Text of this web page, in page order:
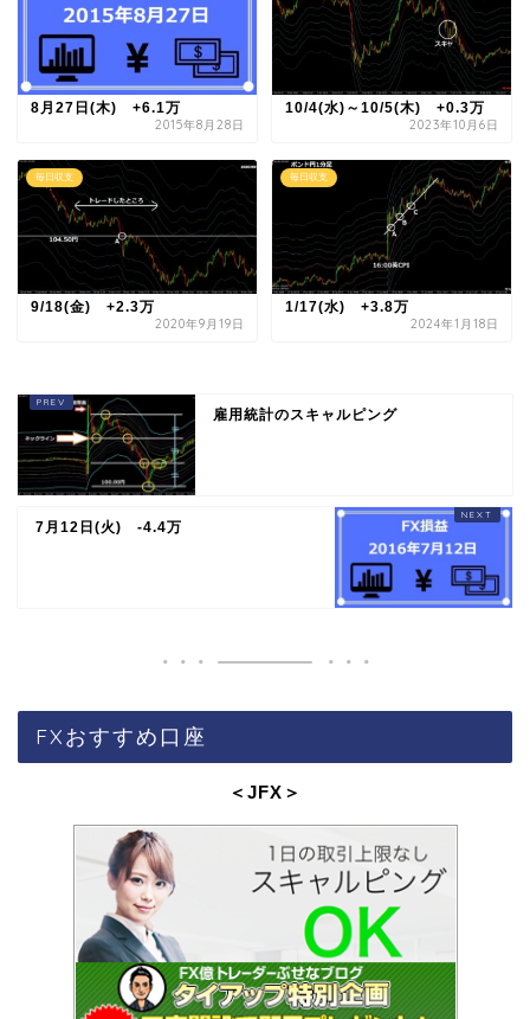
8月27日(木) +6.1万
2015年8月28日
10/4(水)～10/5(木) +0.3万
2023年10月6日
毎日収支
9/18(金) +2.3万
2020年9月19日
毎日収支
1/17(水) +3.8万
2024年1月18日
雇用統計のスキャルピング
7月12日(火) -4.4万
FXおすすめ口座
＜JFX ＞